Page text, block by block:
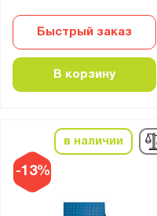
Быстрый заказ
В корзину
-13%
в наличии
7
8
9
11